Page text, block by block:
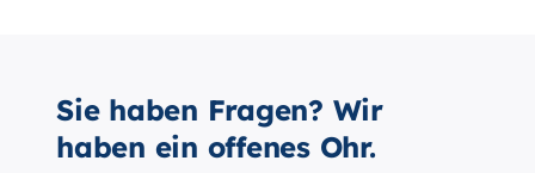
Sie haben Fragen? Wir
haben ein offenes Ohr.